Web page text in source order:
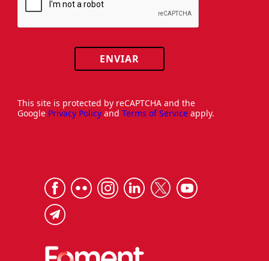
ENVIAR
This site is protected by reCAPTCHA and the
Google Privacy Policy and Terms of Service apply.